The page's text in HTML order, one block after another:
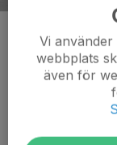
Kommentarer
Vi
webbplats
även för